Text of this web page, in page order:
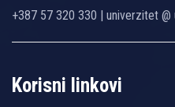
+387 57 320 330 | univerzitet @
Korisni linkovi